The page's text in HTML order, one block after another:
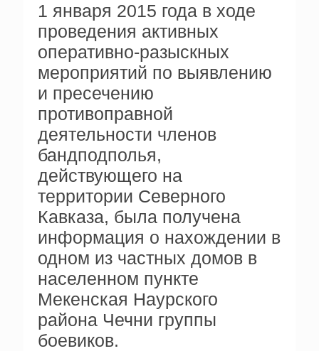
1 января 2015 года в ходе
проведения активных
оперативно-разыскных
мероприятий по выявлению
и пресечению
противоправной
деятельности членов
бандподполья,
действующего на
территории Северного
Кавказа, была получена
информация о нахождении в
одном из частных домов в
населенном пункте
Мекенская Наурского
района Чечни группы
боевиков.